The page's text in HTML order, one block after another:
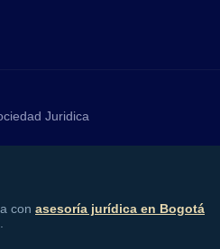
Juridica
con asesoría jurídica en Bogotá